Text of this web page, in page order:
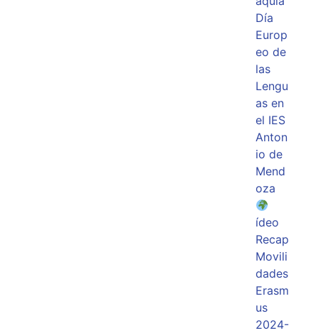
Día
Europ
eo de
las
Lengu
as en
el IES
Anton
io de
Mend
oza
ídeo
Recap
Movili
dades
Erasm
us
2024-